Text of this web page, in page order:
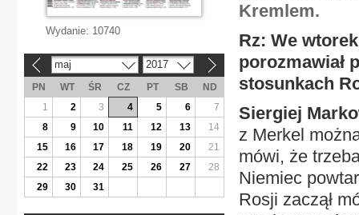
Kremlem.
Rz: We
porozmawiał
stosunkach
Siergiej
z Merkel
mówi, że
Niemiec
Rosji zaczął
Wydanie: 10740
maj 2017
PN WT ŚR CZ PT SB
ND
1
2 3 4 5 6
7
8
9 10 11 12 13
14
15
16 17 18 19 20
21
22
23 24 25 26 27
28
29
30 31